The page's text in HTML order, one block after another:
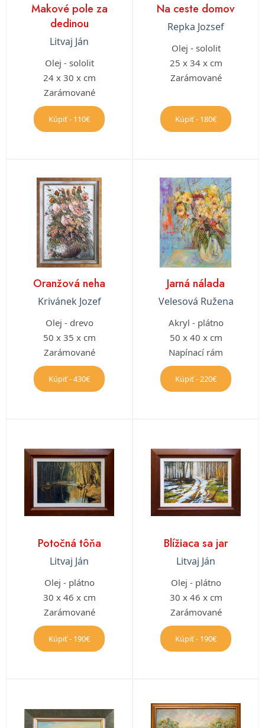
Makové pole za
dedinou
Litvaj Ján
Olej - sololit
24 x 30 x cm
Zarámované
Kúpiť - 110€
Na ceste domov
Repka Jozsef
Olej - sololit
25 x 34 x cm
Zarámované
Kúpiť - 180€
Oranžová neha
Krivánek Jozef
Olej - drevo
50 x 35 x cm
Zarámované
Kúpiť - 430€
Jarná nálada
Velesová Ružena
Akryl - plátno
50 x 40 x cm
Napínací rám
Kúpiť - 220€
Potočná tôňa
Litvaj Ján
Olej - plátno
30 x 46 x cm
Zarámované
Kúpiť - 190€
Blížiaca sa jar
Litvaj Ján
Olej - plátno
30 x 46 x cm
Zarámované
Kúpiť - 190€